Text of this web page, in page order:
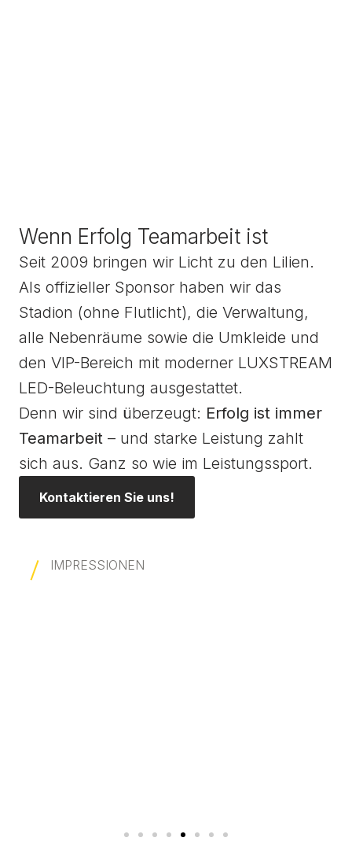
Wenn Erfolg Teamarbeit ist
Seit 2009 bringen wir Licht zu den Lilien.
Als offizieller Sponsor haben wir das
Stadion (ohne Flutlicht), die Verwaltung,
alle Nebenräume sowie die Umkleide und
den VIP-Bereich mit moderner LUXSTREAM
LED-Beleuchtung ausgestattet.
Denn wir sind überzeugt: Erfolg ist immer
Teamarbeit – und starke Leistung zahlt
sich aus. Ganz so wie im Leistungssport.
Kontaktieren Sie uns!
IMPRESSIONEN